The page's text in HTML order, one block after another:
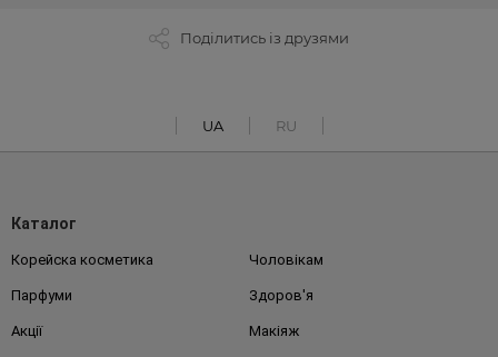
Поділитись із друзями
UA RU
Каталог
Корейска косметика Чоловікам
Парфуми Здоров'я
Акції Макіяж